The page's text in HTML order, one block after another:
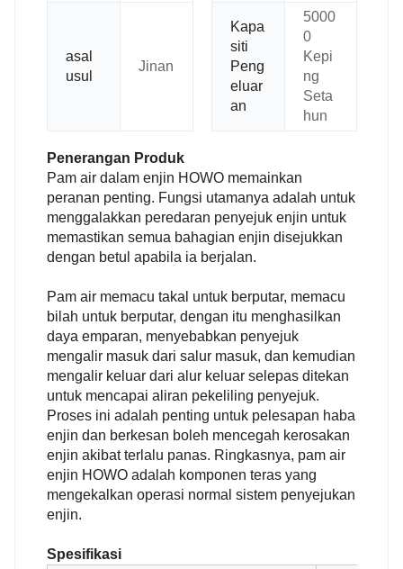
asal
usul
Jinan
Kapa
siti
Peng
eluar
an
5000
0
Kepi
ng
Seta
hun
Penerangan Produk
Pam air dalam enjin HOWO memainkan
peranan penting. Fungsi utamanya adalah untuk
menggalakkan peredaran penyejuk enjin untuk
memastikan semua bahagian enjin disejukkan
dengan betul apabila ia berjalan.
Pam air memacu takal untuk berputar, memacu
bilah untuk berputar, dengan itu menghasilkan
daya emparan, menyebabkan penyejuk
mengalir masuk dari salur masuk, dan kemudian
mengalir keluar dari alur keluar selepas ditekan
untuk mencapai aliran pekeliling penyejuk.
Proses ini adalah penting untuk pelesapan haba
enjin dan berkesan boleh mencegah kerosakan
enjin akibat terlalu panas. Ringkasnya, pam air
enjin HOWO adalah komponen teras yang
mengekalkan operasi normal sistem penyejukan
enjin.
Spesifikasi